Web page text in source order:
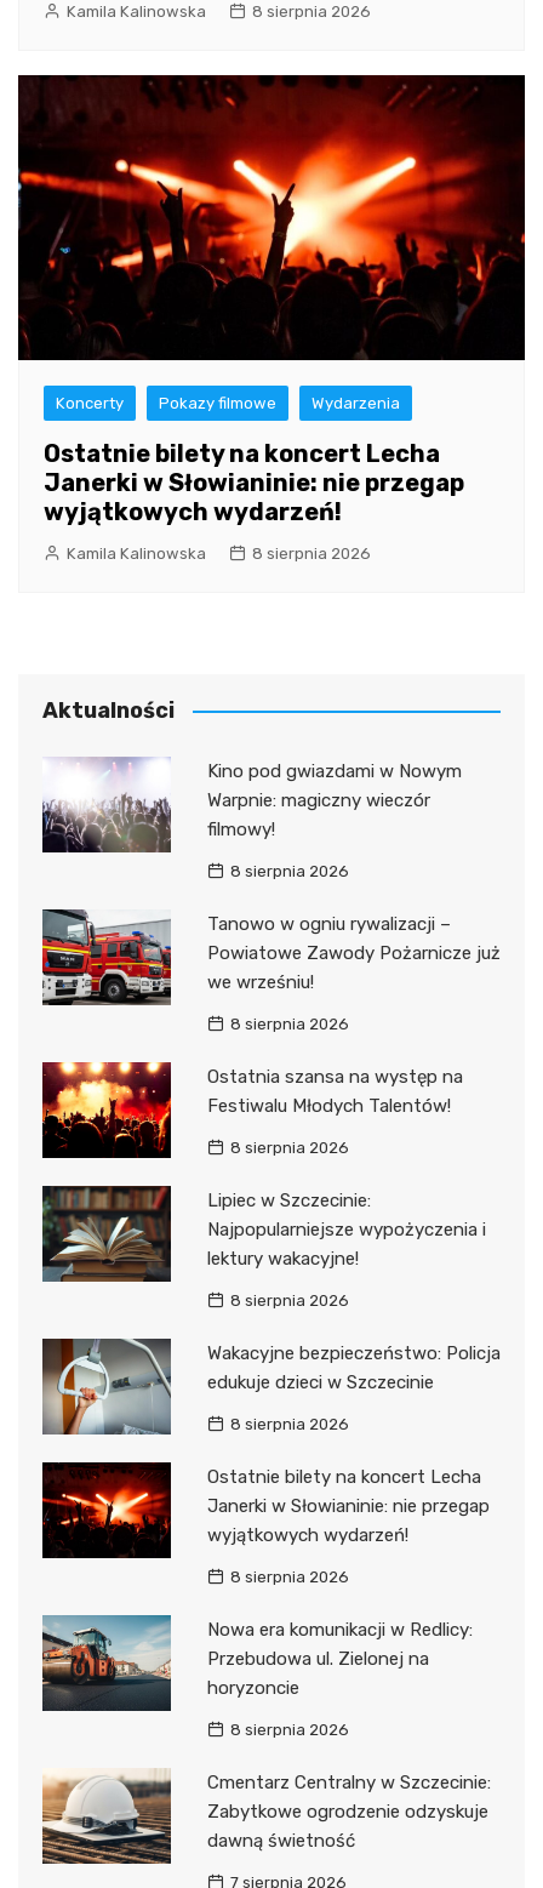
Kamila Kalinowska 8 sierpnia 2026
Koncerty Pokazy filmowe Wydarzenia
Ostatnie bilety na koncert Lecha
Janerki w Słowianinie: nie przegap
wyjątkowych wydarzeń!
Kamila Kalinowska 8 sierpnia 2026
Aktualności
Kino pod gwiazdami w Nowym
Warpnie: magiczny wieczór
filmowy!
8 sierpnia 2026
Tanowo w ogniu rywalizacji –
Powiatowe Zawody Pożarnicze już
we wrześniu!
8 sierpnia 2026
Ostatnia szansa na występ na
Festiwalu Młodych Talentów!
8 sierpnia 2026
Lipiec w Szczecinie:
Najpopularniejsze wypożyczenia i
lektury wakacyjne!
8 sierpnia 2026
Wakacyjne bezpieczeństwo: Policja
edukuje dzieci w Szczecinie
8 sierpnia 2026
Ostatnie bilety na koncert Lecha
Janerki w Słowianinie: nie przegap
wyjątkowych wydarzeń!
8 sierpnia 2026
Nowa era komunikacji w Redlicy:
Przebudowa ul. Zielonej na
horyzoncie
8 sierpnia 2026
Cmentarz Centralny w Szczecinie:
Zabytkowe ogrodzenie odzyskuje
dawną świetność
7 sierpnia 2026